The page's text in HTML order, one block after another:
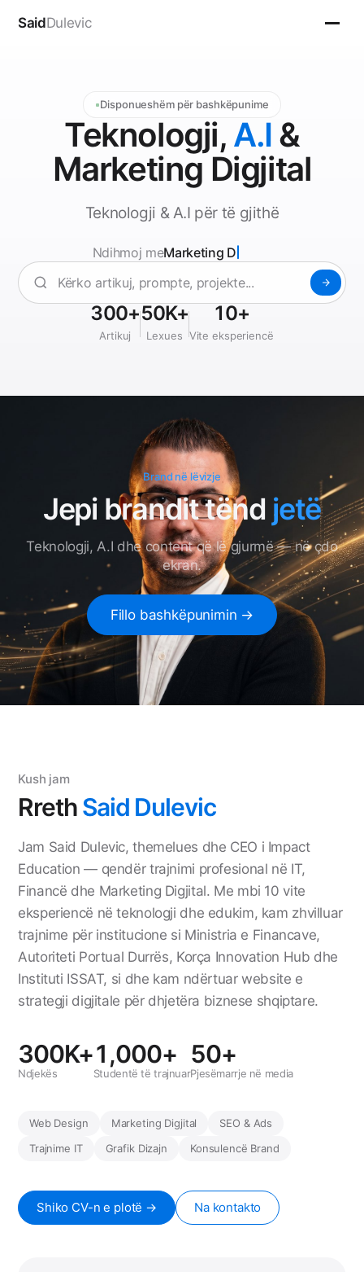
SaidDulevic
Disponueshëm për bashkëpunime
Teknologji, A.I &
Marketing Digjital
Teknologji & A.I për të gjithë
Ndihmoj meMarketing Digjital
Ndihmoj me A.I & Automatizim, Marketing Digjital,
300+
Artikuj
50K+
Lexues
10+
Vite eksperiencë
Brand në lëvizje
Jepi brandittënd jetë
Teknologji, A.I dhe content që lë gjurmë — në çdo
ekran.
Fillo bashkëpunimin →
Kush jam
RrethSaid Dulevic
Jam Said Dulevic, themelues dhe CEO i Impact
Education — qendër trajnimi profesional në IT,
Financë dhe Marketing Digjital. Me mbi 10 vite
eksperiencë në teknologji dhe edukim, kam zhvilluar
trajnime për institucione si Ministria e Financave,
Autoriteti Portual Durrës, Korça Innovation Hub dhe
Instituti ISSAT, si dhe kam ndërtuar website e
strategji digjitale për dhjetëra biznese shqiptare.
300K+
Ndjekës
1,000+
Studentë të trajnuar
50+
Pjesëmarrje në media
Web Design Marketing Digjital
SEO & Ads
Trajnime IT
Grafik Dizajn Konsulencë Brand
Shiko CV-n e plotë → Na kontakto